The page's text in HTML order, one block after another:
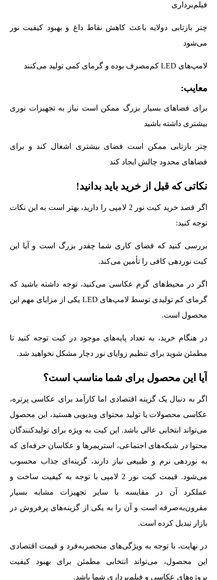
فیلم‌برداری
چتر بازتابی دولایه باعث کاهش نقاط داغ و بهبود کیفیت نور
می‌شود
لامپ‌های LED کم‌مصرف بوده و گرمای کمی تولید می‌کنند
معایب:
برای فضاهای بسیار بزرگ ممکن است نیاز به تجهیزات نوری
بیشتری داشته باشید
چتر بازتابی ممکن است فضای بیشتری اشغال کند و برای
فضاهای محدود چالش ایجاد کند
نکاتی که قبل از خرید باید بدانید!
اگر قصد خرید کیت نور 2 لامپی را دارید، بهتر است به این نکات
توجه کنید:
بررسی کنید که فضای کاری شما چقدر بزرگ است و آیا این
کیت نوردهی کافی را تأمین می‌کند.
اگر در محیط‌های گرم عکاسی می‌کنید، توجه داشته باشید که
گرمای کم تولیدی توسط لامپ‌های LED یکی از مزایای مهم این
محصول است.
در هنگام خرید، به تعداد پایه‌های موجود در کیت توجه کنید تا
مطمئن شوید برای تنظیم زوایای نور دچار مشکل نخواهید شد.
آیا این محصول برای شما مناسب است؟
اگر به دنبال یک گزینه اقتصادی اما کارآمد برای عکاسی پرتره،
عکاسی محصولات یا تولید محتوای ویدیویی هستید، این محصول
می‌تواند انتخابی عالی باشد. این کیت به ویژه برای تولیدکنندگان
محتوا در شبکه‌های اجتماعی، استریمرها و عکاسان حرفه‌ای که
به نوردهی نرم و طبیعی نیاز دارند، گزینه‌ای جذاب محسوب
می‌شود. قیمت کیت نور 2 لامپی با توجه به کیفیت ساخت و
عملکرد آن در مقایسه با سایر تجهیزات مشابه بسیار
مقرون‌به‌صرفه است و آن را به یکی از گزینه‌های پرفروش در
بازار تبدیل کرده است.
در نهایت، با توجه به ویژگی‌های منحصر‌به‌فرد و قیمت اقتصادی
این محصول، می‌تواند انتخابی مطمئن برای بهبود کیفیت
پروژه‌های عکاسی و فیلم‌برداری شما باشد.